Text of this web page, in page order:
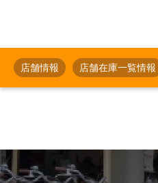
店舗情報 店舗在庫一覧情報